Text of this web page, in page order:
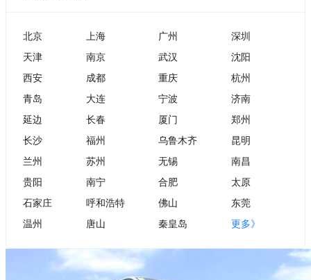
北京 上海 广州
深圳
天津
南京 武汉
沈阳
西安
成都 重庆
杭州
青岛
大连 宁波
济南
延边
长春 厦门
郑州
长沙
福州 乌鲁木齐
昆明
兰州
苏州 无锡
南昌
贵阳
南宁 合肥
太原
石家庄
呼和浩特 佛山
东莞
温州
唐山 秦皇岛 更多》